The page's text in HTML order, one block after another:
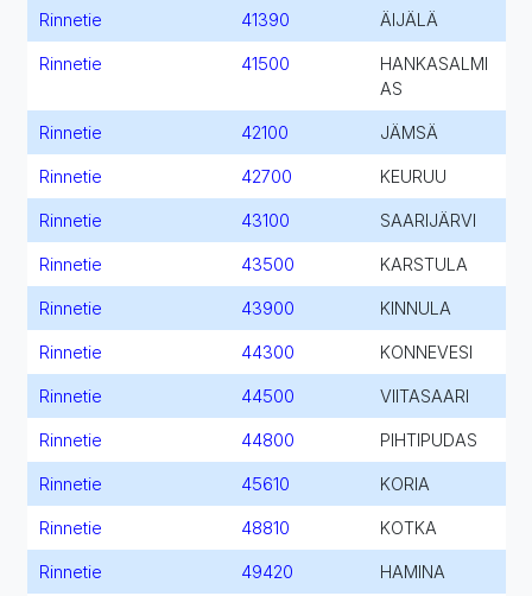
Rinnetie 41390 ÄIJÄLÄ
Rinnetie 41500
HANKASALMI
AS
Rinnetie 42100 JÄMSÄ
Rinnetie 42700 KEURUU
Rinnetie 43100 SAARIJÄRVI
Rinnetie 43500 KARSTULA
Rinnetie 43900 KINNULA
Rinnetie 44300 KONNEVESI
Rinnetie 44500 VIITASAARI
Rinnetie 44800 PIHTIPUDAS
Rinnetie 45610 KORIA
Rinnetie 48810 KOTKA
Rinnetie 49420 HAMINA